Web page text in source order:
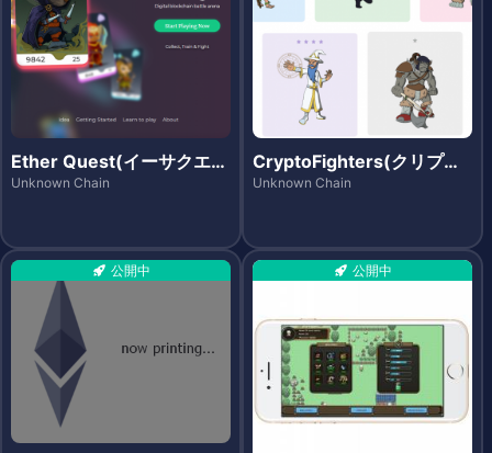
Ether Quest(イーサクエス
ト)
Unknown Chain
CryptoFighters(クリプト
ファイターズ)
Unknown Chain
公開中 公開中